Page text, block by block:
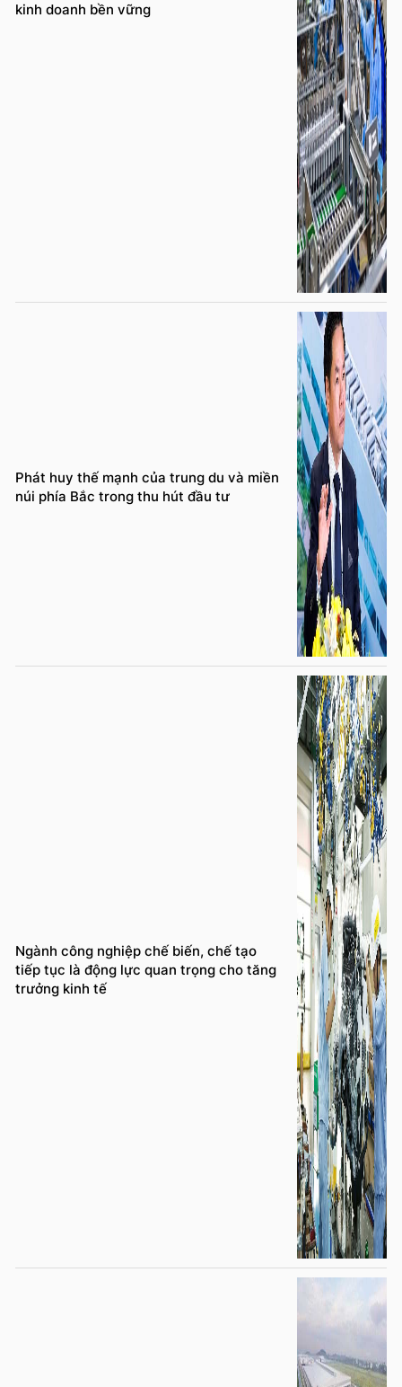
kinh doanh bền vững
Phát huy thế mạnh của trung du và miền
núi phía Bắc trong thu hút đầu tư
Ngành công nghiệp chế biến, chế tạo
tiếp tục là động lực quan trọng cho tăng
trưởng kinh tế